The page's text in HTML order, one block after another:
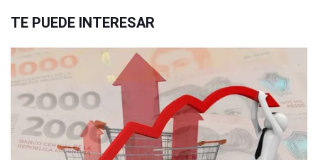
TE PUEDE INTERESAR